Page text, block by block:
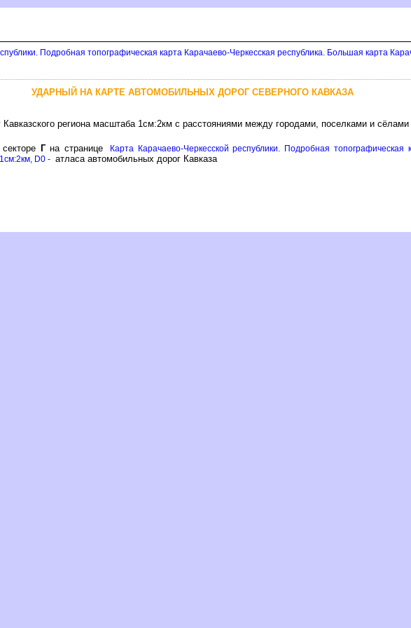
Подробная топографическая карта Карачаево-Черкесская республика. Большая карта
УДАРНЫЙ НА КАРТЕ АВТОМОБИЛЬНЫХ ДОРОГ СЕВЕРНОГО КАВКАЗА
Кавказского региона масштаба 1см:2км с расстояниями между городами, поселками и сёлами
Гна странице
Карта Карачаево-Черкесской республики. Подробная топографическая
D0 - атласа автомобильных дорог Кавказа